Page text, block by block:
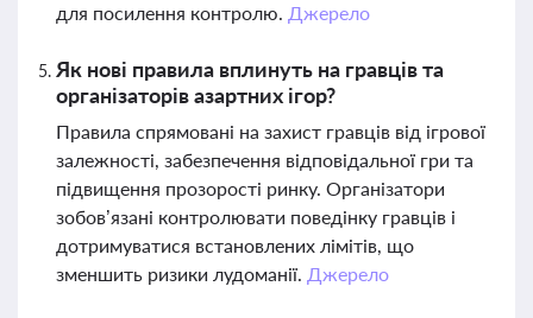
для посилення контролю. Джерело
Як нові правила вплинуть на гравців та
організаторів азартних ігор?
Правила спрямовані на захист гравців від ігрової
залежності, забезпечення відповідальної гри та
підвищення прозорості ринку. Організатори
зобов’язані контролювати поведінку гравців і
дотримуватися встановлених лімітів, що
зменшить ризики лудоманії. Джерело